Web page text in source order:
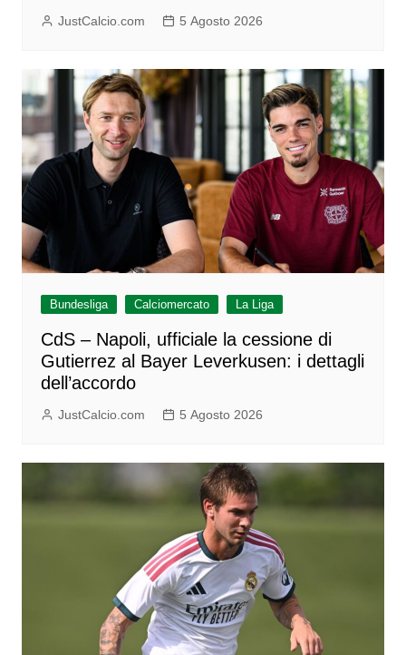
JustCalcio.com 5 Agosto 2026
Bundesliga Calciomercato La Liga
CdS – Napoli, ufficiale la cessione di
Gutierrez al Bayer Leverkusen: i dettagli
dell’accordo
JustCalcio.com 5 Agosto 2026